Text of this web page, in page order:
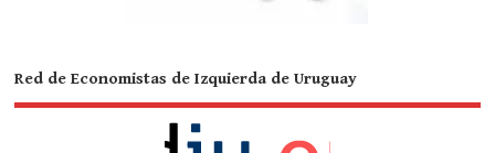
Red de Economistas de Izquierda de Uruguay